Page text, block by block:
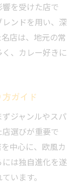
を受けた店で
ンドを用い、深
店は、地元の常
、カレー好きに
ガイド
ジャンルやスパ
選びが重要で
中心に、欧風カ
は独自進化を遂
います。